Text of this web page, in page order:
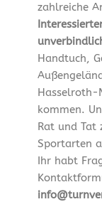
zahlreiche
Handtuch,
Hasselroth-
kommen.
Rat und Tat
Sportarten
Ihr habt